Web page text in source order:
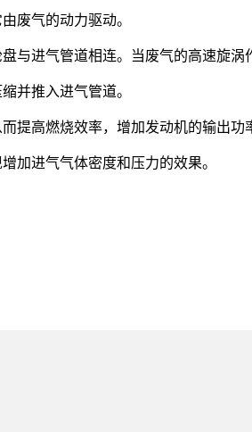
废气的动力驱动。
进气管道相连。当废气的高速旋涡
并推入进气管道。
提高燃烧效率，增加发动机的输出功
加进气气体密度和压力的效果。